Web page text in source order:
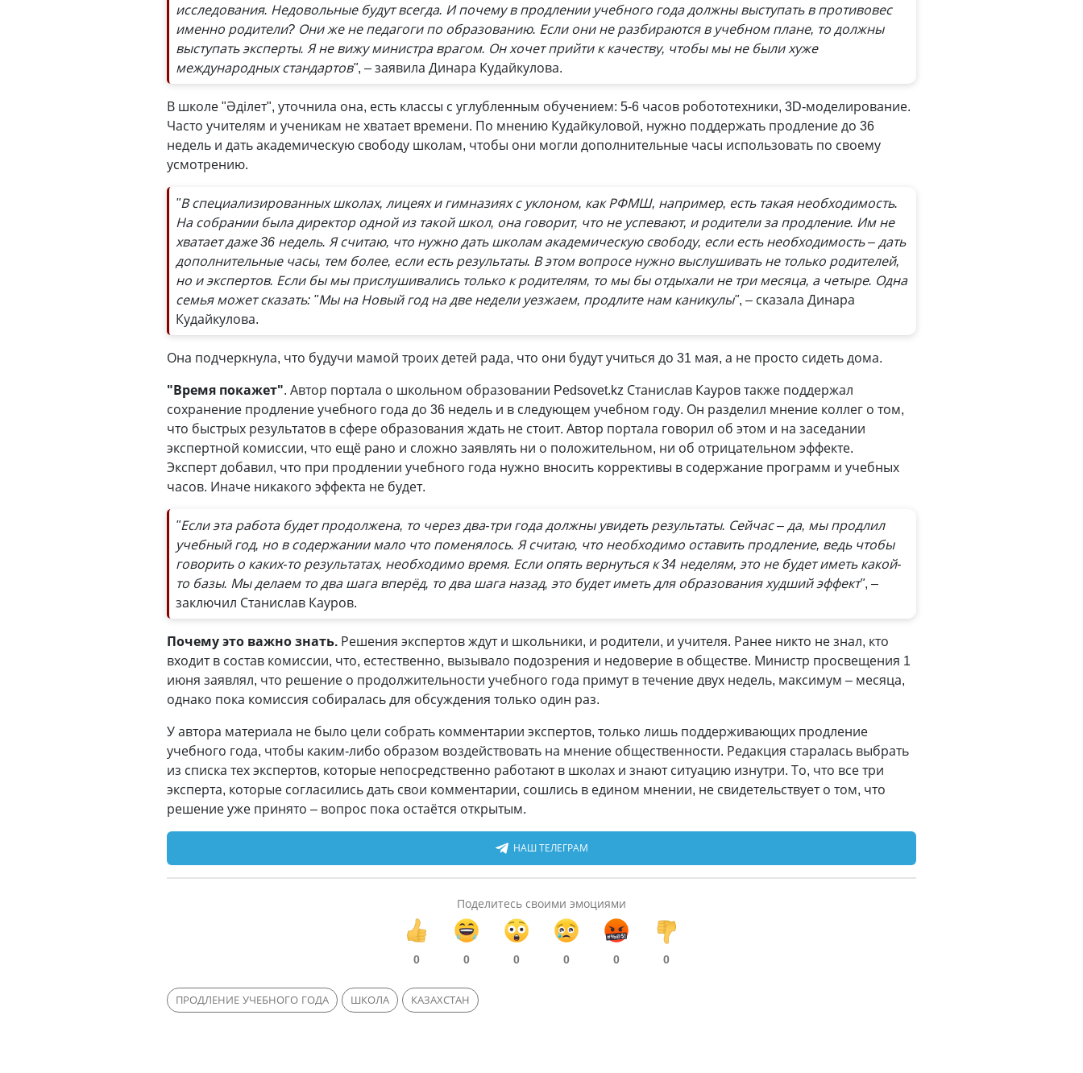
исследования. Недовольные будут всегда. И почему в продлении учебного года должны выступать в противовес
именно родители? Они же не педагоги по образованию. Если они не разбираются в учебном плане, то должны
выступать эксперты. Я не вижу министра врагом. Он хочет прийти к качеству, чтобы мы не были хуже
международных стандартов", – заявила Динара Кудайкулова.
В школе "Әділет", уточнила она, есть классы с углубленным обучением: 5-6 часов робототехники, 3D-моделирование.
Часто учителям и ученикам не хватает времени. По мнению Кудайкуловой, нужно поддержать продление до 36
недель и дать академическую свободу школам, чтобы они могли дополнительные часы использовать по своему
усмотрению.
"В специализированных школах, лицеях и гимназиях с уклоном, как РФМШ, например, есть такая необходимость.
На собрании была директор одной из такой школ, она говорит, что не успевают, и родители за продление. Им не
хватает даже 36 недель. Я считаю, что нужно дать школам академическую свободу, если есть необходимость – дать
дополнительные часы, тем более, если есть результаты. В этом вопросе нужно выслушивать не только родителей,
но и экспертов. Если бы мы прислушивались только к родителям, то мы бы отдыхали не три месяца, а четыре. Одна
семья может сказать: "Мы на Новый год на две недели уезжаем, продлите нам каникулы", – сказала Динара
Кудайкулова.
Она подчеркнула, что будучи мамой троих детей рада, что они будут учиться до 31 мая, а не просто сидеть дома.
"Время покажет". Автор портала о школьном образовании Pedsovet.kz Станислав Кауров также поддержал
сохранение продление учебного года до 36 недель и в следующем учебном году. Он разделил мнение коллег о том,
что быстрых результатов в сфере образования ждать не стоит. Автор портала говорил об этом и на заседании
экспертной комиссии, что ещё рано и сложно заявлять ни о положительном, ни об отрицательном эффекте.
Эксперт добавил, что при продлении учебного года нужно вносить коррективы в содержание программ и учебных
часов. Иначе никакого эффекта не будет.
"Если эта работа будет продолжена, то через два-три года должны увидеть результаты. Сейчас – да, мы продлил
учебный год, но в содержании мало что поменялось. Я считаю, что необходимо оставить продление, ведь чтобы
говорить о каких-то результатах, необходимо время. Если опять вернуться к 34 неделям, это не будет иметь какой-
то базы. Мы делаем то два шага вперёд, то два шага назад, это будет иметь для образования худший эффект", –
заключил Станислав Кауров.
Почему это важно знать. Решения экспертов ждут и школьники, и родители, и учителя. Ранее никто не знал, кто
входит в состав комиссии, что, естественно, вызывало подозрения и недоверие в обществе. Министр просвещения 1
июня заявлял, что решение о продолжительности учебного года примут в течение двух недель, максимум – месяца,
однако пока комиссия собиралась для обсуждения только один раз.
У автора материала не было цели собрать комментарии экспертов, только лишь поддерживающих продление
учебного года, чтобы каким-либо образом воздействовать на мнение общественности. Редакция старалась выбрать
из списка тех экспертов, которые непосредственно работают в школах и знают ситуацию изнутри. То, что все три
эксперта, которые согласились дать свои комментарии, сошлись в едином мнении, не свидетельствует о том, что
решение уже принято – вопрос пока остаётся открытым.
НАШ ТЕЛЕГРАМ
Поделитесь своими эмоциями
0 0 0 0 0 0
ПРОДЛЕНИЕ УЧЕБНОГО ГОДА ШКОЛА КАЗАХСТАН